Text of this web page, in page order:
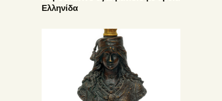
Ελληνίδα